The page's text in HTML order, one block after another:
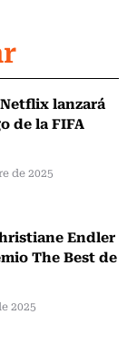
lanzará
de la FIFA
de 2025
Endler
The Best de
2025